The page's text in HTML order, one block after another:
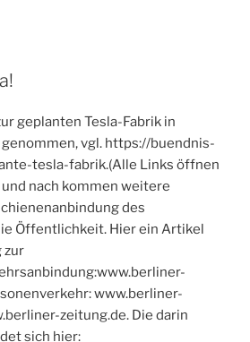
geplanten Tesla-Fabrik in
vgl. https://buendnis-
tesla-fabrik.(Alle Links öffnen
und nach kommen weitere
des
Öffentlichkeit. Hier ein Artikel
zur
www.berliner-
zeitung.de. Die darin
sich hier: